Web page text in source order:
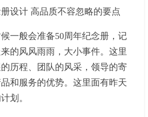
设计 高品质不容忽略的要点
一般会准备50周年纪念册，记
的风风雨雨，大小事件。这里
历程、团队的风采，领导的寄
和服务的优势。这里面有昨天
划。